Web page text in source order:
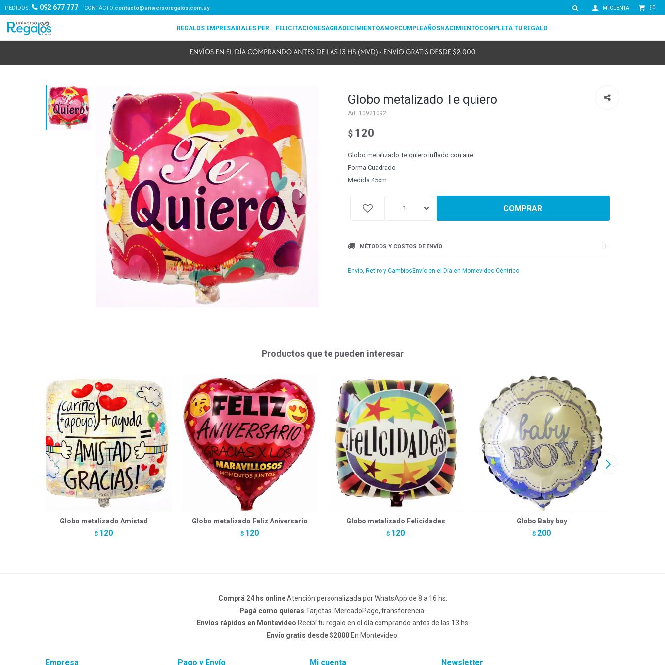
REGALOS EMPRESARIALES PERSONALIZADOS FELICITACIONESAGRADECIMIENTOAMORCUMPLEAÑOSNACIMIENTOCOMPLETÁ TU REGALO
$ 0
PEDIDOS: 092 677 777 contacto@universoregalos.com.uy
Globo metalizado Te quiero
10921092
$ 120
Globo metalizado Te quiero inflado con aire
Forma Cuadrado
Medida 45cm
1 COMPRAR
MÉTODOS Y COSTOS DE ENVÍO
Envío, Retiro y Cambios Envío en el Día en Montevideo Céntrico
Productos que te pueden interesar
Globo metalizado Amistad
$ 120
Globo metalizado Feliz Aniversario
$ 120
Globo metalizado Felicidades
$ 120
Globo Baby boy
$ 200
Comprá 24 hs onlineAtención personalizada por WhatsApp de 8 a 16 hs.
Pagá como quieras Tarjetas, MercadoPago, transferencia.
Envíos rápidos en Montevideo Recibí tu regalo en el día comprando antes de las 13 hs
Envío gratis desde $2000En Montevideo.
Empresa Pago y Envío Mi cuenta Newsletter